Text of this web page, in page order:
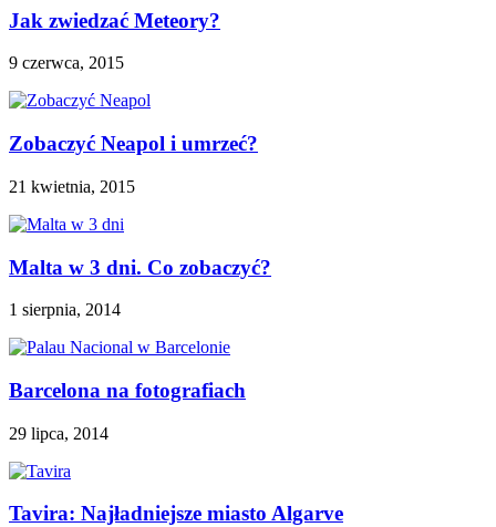
Jak zwiedzać Meteory?
9 czerwca, 2015
Zobaczyć Neapol i umrzeć?
21 kwietnia, 2015
Malta w 3 dni. Co zobaczyć?
1 sierpnia, 2014
Barcelona na fotografiach
29 lipca, 2014
Tavira: Najładniejsze miasto Algarve